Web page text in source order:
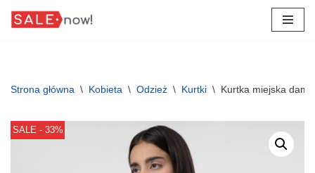
Strona główna \ Kobieta \ Odzież \ Kurtki \ Kurtka miejska
SALE - 33%